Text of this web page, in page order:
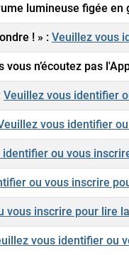
lumineuse figée en
! » : Veuillez vous
n’écoutez pas
Veuillez vous identifier
vous identifier
identifier ou vous
ou vous inscrire
vous inscrire pour lire
vous identifier ou